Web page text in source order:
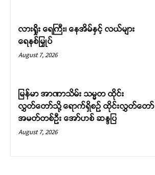
လားရှိုး ရေကြီး၊ နေအိမ်နှင့် လယ်များ
ရေနစ်မြှုပ်
August 7, 2026
မြန်မာ အာဏာသိမ်း သမ္မတ ထိုင်း
လွှတ်တော်သို့ ရောက်ရှိစဉ် ထိုင်းလွှတ်တော်
အမတ်တစ်ဦး အော်ဟစ် ဆန္ဒပြ
August 7, 2026